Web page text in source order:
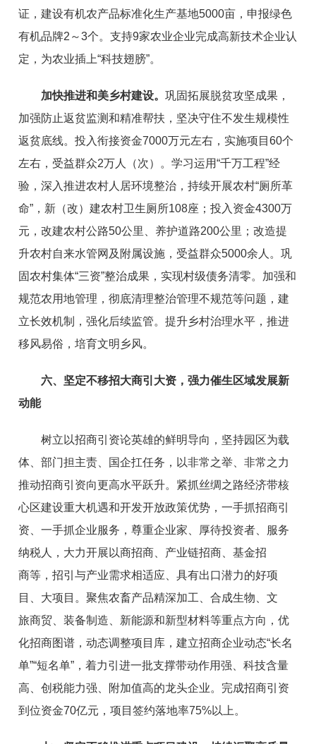
证，建设有机农产品标准化生产基地5000亩， 申报绿色
有机品牌2 ～3个。支持9家农业企业完成高新技术企业认
定，为农业插上“科技翅膀”。
加快推进和美乡村建设。巩固拓展脱贫攻坚成果，
加强防止返贫监测和精准帮扶，坚决守住不发生规模性
返贫底线。投入衔接资金7000万元左右 ， 实施项目60个
左右 ， 受益群众2万 人（次）。学习运用“千万工程”经
验，深入推进农村人居环境整治，持续开展农村“厕所革
命” ， 新（改）建农村卫生厕所108座；投入资金4300万
元，改建农村公路50公里、养护道路200公里 ；改造提
升农村自来水管网及附属设施，受益群众5000余人。巩
固农村集体“三资”整治成果，实现村级债务清零。加强和
规范农用地管理，彻底清理整治管理不规范等问题，建
立长效机制 ，强化后续监管。提升乡村治理水平，推进
移风易俗，培育文明乡风。
六、 坚定不移招大商引大资 ，强力催生 区域发展新
动能
树立以招商引资论英雄的鲜明导向，坚持园区为载
体、部门担主责、国企扛任务，以非常之举、非常之力
推动招商引资向更高水平跃升。紧抓丝绸之路经济带核
心区建设重大机遇和开发开放政策优势，一手抓招商引
资、一手抓企业服务，尊重企业家、
厚待投资者、服务
纳税人， 大力开展以商招商、产业链招商、基金招
商等 ，招引与产业需求相适应、具有出口潜力的好项
目、大项 目。聚焦农畜产品精深加工、合成生物、文
旅商贸 、装备制造、 新能源和新型材料等重点方向，优
化招商图谱，动态调整项目库，建立招商企业动态“长名
单”“短名单”，着力引进一批支撑带动作用强、科技含量
高、创税能力强、附加值高的龙头企业。完成招商引资
到位资金70亿元，项目签约落地率75%以上。